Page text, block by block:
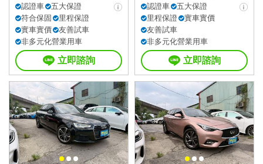
認證車
五大保證
符合保固
里程保證
實車實價
友善試車
非多元化營業用車
立即諮詢
認證車
五大保證
里程保證
實車實價
友善試車
非多元化營業用車
立即諮詢